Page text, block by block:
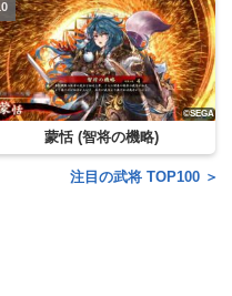
蒙恬 (智将の機略)
注目の武将 TOP100 ＞